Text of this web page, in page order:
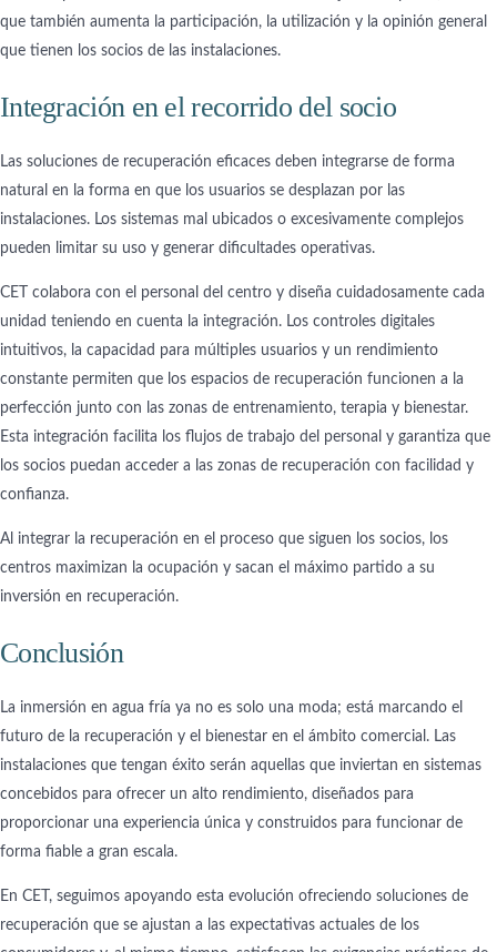
que también aumenta la participación, la utilización y la opinión general
que tienen los socios de las instalaciones.
Integración en el recorrido del socio
Las soluciones de recuperación eficaces deben integrarse de forma
natural en la forma en que los usuarios se desplazan por las
instalaciones. Los sistemas mal ubicados o excesivamente complejos
pueden limitar su uso y generar dificultades operativas.
CET colabora con el personal del centro y diseña cuidadosamente cada
unidad teniendo en cuenta la integración. Los controles digitales
intuitivos, la capacidad para múltiples usuarios y un rendimiento
constante permiten que los espacios de recuperación funcionen a la
perfección junto con las zonas de entrenamiento, terapia y bienestar.
Esta integración facilita los flujos de trabajo del personal y garantiza que
los socios puedan acceder a las zonas de recuperación con facilidad y
confianza.
Al integrar la recuperación en el proceso que siguen los socios, los
centros maximizan la ocupación y sacan el máximo partido a su
inversión en recuperación.
Conclusión
La inmersión en agua fría ya no es solo una moda; está marcando el
futuro de la recuperación y el bienestar en el ámbito comercial. Las
instalaciones que tengan éxito serán aquellas que inviertan en sistemas
concebidos para ofrecer un alto rendimiento, diseñados para
proporcionar una experiencia única y construidos para funcionar de
forma fiable a gran escala.
En CET, seguimos apoyando esta evolución ofreciendo soluciones de
recuperación que se ajustan a las expectativas actuales de los